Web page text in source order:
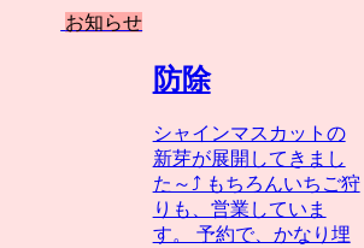
お知らせ
防除
シャインマスカットの
新芽が展開してきまし
た～⤴️ もちろんいちご狩
りも、営業していま
す。 予約で、かなり埋